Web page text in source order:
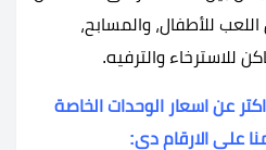
للأطفال، والمسابح،
للاسترخاء والترفيه.
عن اسعار الوحدات الخاصة
علي الارقام دي: